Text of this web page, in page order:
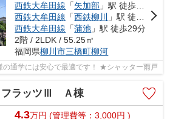
西鉄大牟田線 「矢加部 」駅 徒歩6分
西鉄大牟田線 「西鉄柳川
」駅 徒歩21分
西鉄大牟田線 「蒲池 」駅 徒歩29分
2階 / 2LDK / 55.25㎡
福岡県柳川市三橋町柳河
通学には安心で最適です！ ★シャッター雨戸
フラッツⅢ Ａ棟
4.3万円 (管理費等：3,000円 )